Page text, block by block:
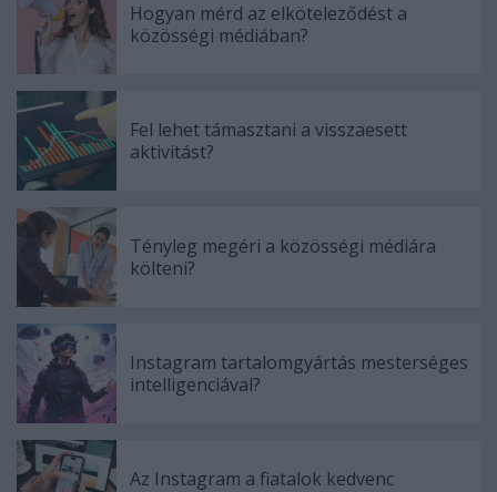
Hogyan mérd az elköteleződést a
közösségi médiában?
Fel lehet támasztani a visszaesett
aktivitást?
Tényleg megéri a közösségi médiára
költeni?
Instagram tartalomgyártás mesterséges
intelligenciával?
Az Instagram a fiatalok kedvenc